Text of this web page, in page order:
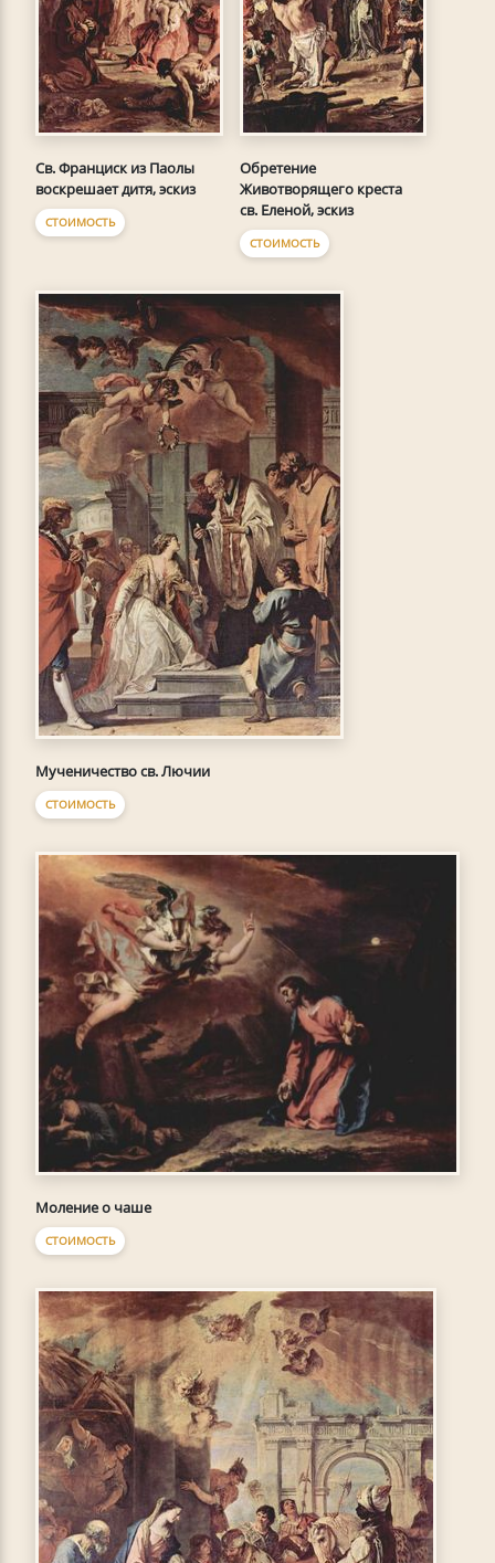
Св. Франциск из Паолы
воскрешает дитя, эскиз
СТОИМОСТЬ
Обретение
Животворящего креста
св. Еленой, эскиз
СТОИМОСТЬ
Мученичество св. Лючии
СТОИМОСТЬ
Моление о чаше
СТОИМОСТЬ